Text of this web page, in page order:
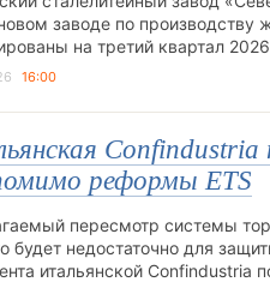
заводе по производству
на третий квартал
16:00
реформы ETS
пересмотр системы
будет недостаточно для
итальянской Confindustria